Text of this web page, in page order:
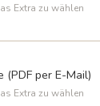
Extra zu wählen
per E-Mail)
Extra zu wählen